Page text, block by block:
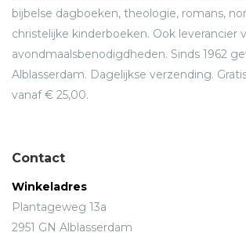
bijbelse dagboeken, theologie, romans,
christelijke kinderboeken. Ook leverancier
avondmaalsbenodigdheden. Sinds 1962
Alblasserdam. Dagelijkse verzending.
vanaf € 25,00.
Contact
Winkeladres
Plantageweg 13a
2951 GN Alblasserdam